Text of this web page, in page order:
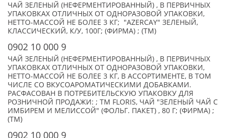
ЧАЙ ЗЕЛЕНЫЙ (НЕФЕРМЕНТИРОВАННЫЙ) , В ПЕРВИЧНЫХ
УПАКОВКАХ ОТЛИЧНЫХ ОТ ОДНОРАЗОВОЙ УПАКОВКИ,
НЕТТО-МАССОЙ НЕ БОЛЕЕ 3 КГ; "AZERCAY" ЗЕЛЕНЫЙ,
КЛАССИЧЕСКИЙ, К/У, 100Г; (ФИРМА) ; (TM)
0902 10 000 9
ЧАЙ ЗЕЛЕНЫЙ (НЕФЕРМЕНТИРОВАННЫЙ) , В ПЕРВИЧНЫХ
УПАКОВКАХ ОТЛИЧНЫХ ОТ ОДНОРАЗОВОЙ УПАКОВКИ,
НЕТТО-МАССОЙ НЕ БОЛЕЕ 3 КГ, В АССОРТИМЕНТЕ, В ТОМ
ЧИСЛЕ СО ВКУСОАРОМАТИЧЕСКИМИ ДОБАВКАМИ.
РАСФАСОВАН В ПОТРЕБИТЕЛЬСКУЮ УПАКОВКУ ДЛЯ
РОЗНИЧНОЙ ПРОДАЖИ: ; TM FLORIS, ЧАЙ "ЗЕЛЕНЫЙ ЧАЙ С
ИМБИРЕМ И МЕЛИССОЙ" (ФОЛЬГ. ПАКЕТ) , 80 Г; (ФИРМА) ;
(TM)
0902 10 000 9